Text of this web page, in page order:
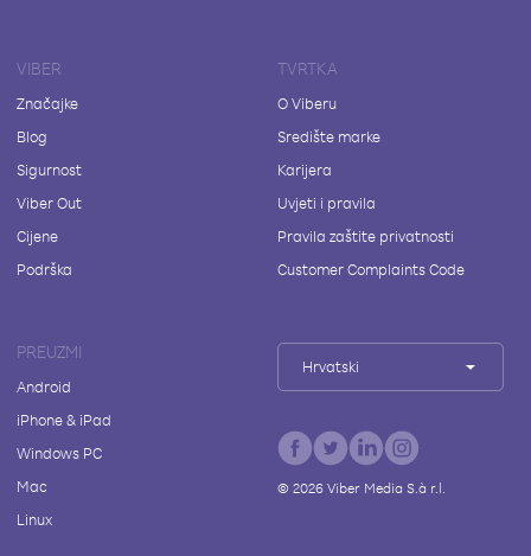
VIBER
Značajke
Blog
Sigurnost
Viber Out
Cijene
Podrška
TVRTKA
O Viberu
Središte marke
Karijera
Uvjeti i pravila
Pravila zaštite privatnosti
Customer Complaints Code
PREUZMI
Android
iPhone & iPad
Windows PC
Mac
Linux
Hrvatski
© 2026Viber Media S.à r.l.